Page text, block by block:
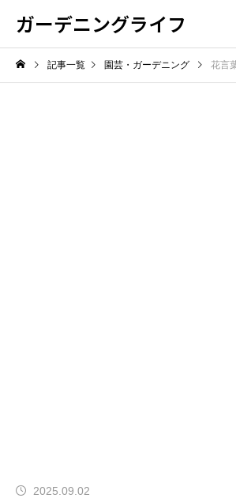
ガーデニングライフ
記事一覧 園芸・ガーデニング 花言葉で知るラグ
2025.09.02